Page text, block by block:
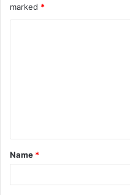
marked *
Name *